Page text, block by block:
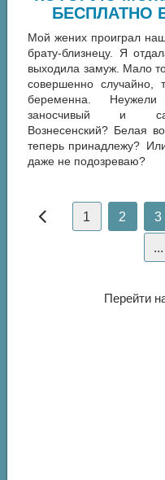
БЕСПЛАТНО
Мой жених проиграл
брату-близнецу. Я
выходила замуж. Мало
совершенно случайно,
беременна. Неужели
заносчивый и
Вознесенский? Белая
теперь принадлежу?
даже не подозреваю?
1 2 3
...
Перейти